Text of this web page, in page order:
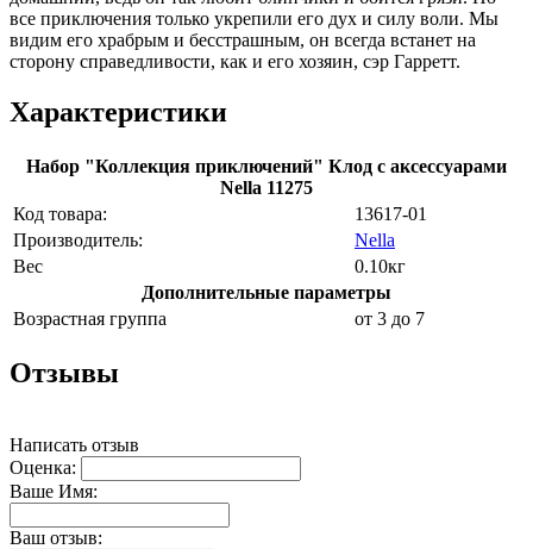
все приключения только укрепили его дух и силу воли. Мы
видим его храбрым и бесстрашным, он всегда встанет на
сторону справедливости, как и его хозяин, сэр Гарретт.
Характеристики
Набор "Коллекция приключений" Клод с аксессуарами
Nella 11275
Код товара:
13617-01
Производитель:
Nella
Вес
0.10кг
Дополнительные параметры
Возрастная группа
от 3 до 7
Отзывы
Написать отзыв
Оценка:
Ваше Имя:
Ваш отзыв: